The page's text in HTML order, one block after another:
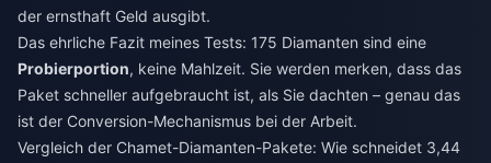
der ernsthaft Geld ausgibt.
Das ehrliche Fazit meines Tests: 175 Diamanten sind eine
Probierportion, keine Mahlzeit. Sie werden merken, dass das
Paket schneller aufgebraucht ist, als Sie dachten – genau das
ist der Conversion-Mechanismus bei der Arbeit.
Vergleich der Chamet-Diamanten-Pakete: Wie schneidet 3,44